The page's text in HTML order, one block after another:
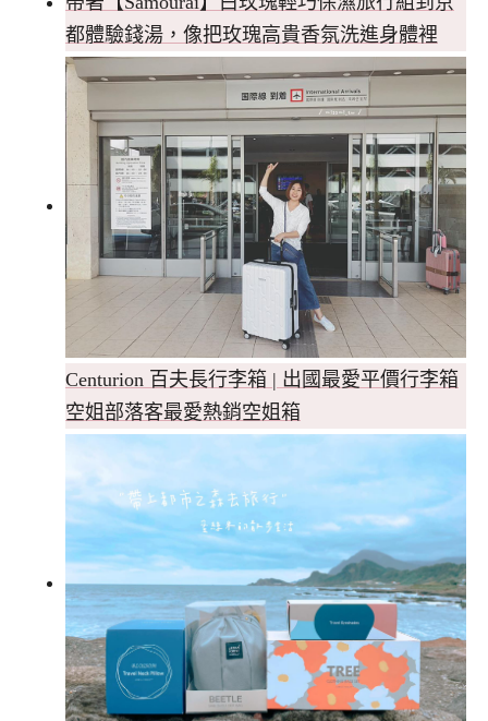
都體驗錢湯，像把玫瑰高貴香氛洗進身體裡
Centurion 百夫長行李箱‎ | 出國最愛平價行李箱
空姐部落客最愛熱銷空姐箱